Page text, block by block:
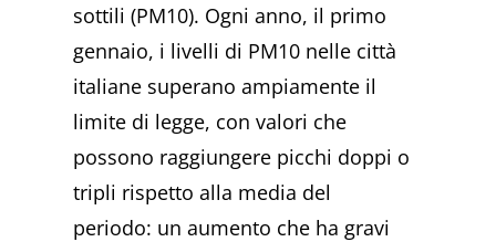
sottili (PM10). Ogni anno, il primo
gennaio, i livelli di PM10 nelle città
italiane superano ampiamente il
limite di legge, con valori che
possono raggiungere picchi doppi o
tripli rispetto alla media del
periodo: un aumento che ha gravi